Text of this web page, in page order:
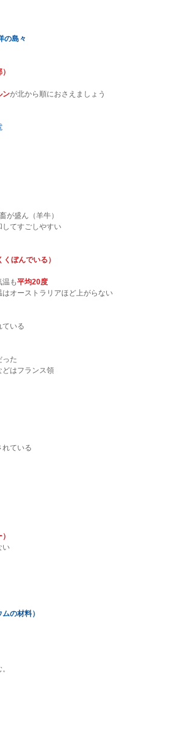
の島々
ンが北から順におさえましょう
が盛ん（羊牛）
てすごしやすい
ぼんでいる）
も平均20度
オーストラリアほど上がらない
いる
った
はフランス領
れている
い
の材料）